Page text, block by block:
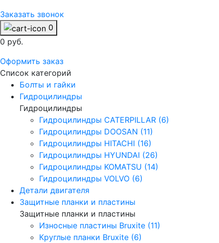
Заказать звонок
0
0 руб.
Оформить заказ
Список категорий
Болты и гайки
Гидроцилиндры
Гидроцилиндры
Гидроцилиндры CATERPILLAR (6)
Гидроцилиндры DOOSAN (11)
Гидроцилиндры HITACHI (16)
Гидроцилиндры HYUNDAI (26)
Гидроцилиндры KOMATSU (14)
Гидроцилиндры VOLVO (6)
Детали двигателя
Защитные планки и пластины
Защитные планки и пластины
Износные пластины Bruxite (11)
Круглые планки Bruxite (6)